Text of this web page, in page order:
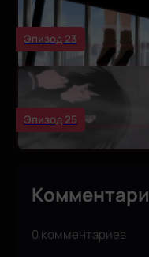
Эпизод 23
Эпизод 25
0 комментариев